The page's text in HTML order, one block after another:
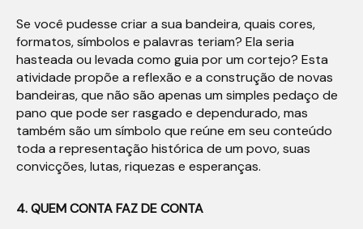
Se você pudesse criar a sua bandeira, quais cores,
formatos, símbolos e palavras teriam? Ela seria
hasteada ou levada como guia por um cortejo? Esta
atividade propõe a reflexão e a construção de novas
bandeiras, que não são apenas um simples pedaço de
pano que pode ser rasgado e dependurado, mas
também são um símbolo que reúne em seu conteúdo
toda a representação histórica de um povo, suas
convicções, lutas, riquezas e esperanças.
4. QUEM CONTA FAZ DE CONTA